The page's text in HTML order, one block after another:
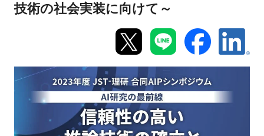
新規登録
イベント
プログラム
技術の社会実装に向けて～